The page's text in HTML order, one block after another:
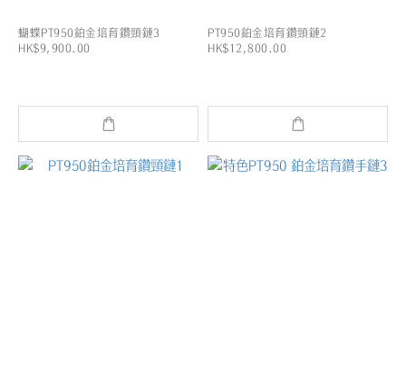
蝴蝶PT950鉑金培育鑽頸鏈3
HK$9,900.00
PT950鉑金培育鑽頸鏈2
HK$12,800.00